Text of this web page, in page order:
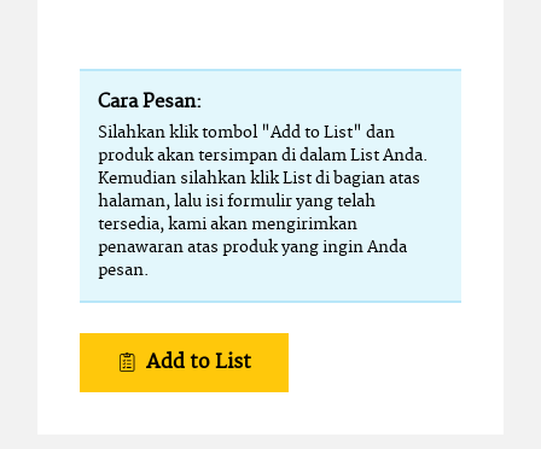
Cara Pesan:
Silahkan klik tombol "Add to List" dan
produk akan tersimpan di dalam List Anda.
Kemudian silahkan klik List di bagian atas
halaman, lalu isi formulir yang telah
tersedia, kami akan mengirimkan
penawaran atas produk yang ingin Anda
pesan.
Add to List